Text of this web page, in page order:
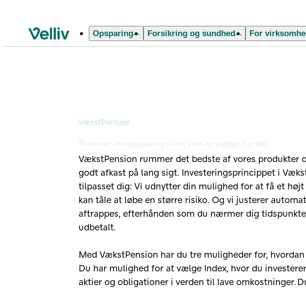
Velliv startside
Opsparing Forsikring og sundhed For
Invester din opsparing i det, som er vigtigt for dig
VækstPension
VækstPension rummer det bedste af vores produkter
godt afkast på lang sigt. Investeringsprincippet i
tilpasset dig: Vi udnytter din mulighed for at få et højt
kan tåle at løbe en større risiko. Og vi justerer
aftrappes, efterhånden som du nærmer dig
udbetalt.
Med VækstPension har du tre muligheder for,
Du har mulighed for at vælge Index, hvor du
aktier og obligationer i verden til lave omkostninger.